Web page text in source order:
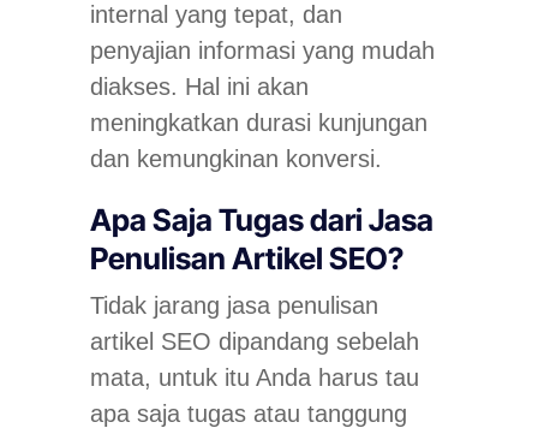
internal yang tepat, dan
penyajian informasi yang mudah
diakses. Hal ini akan
meningkatkan durasi kunjungan
dan kemungkinan konversi.
Apa Saja Tugas dari Jasa
Penulisan Artikel SEO?
Tidak jarang jasa penulisan
artikel SEO dipandang sebelah
mata, untuk itu Anda harus tau
apa saja tugas atau tanggung